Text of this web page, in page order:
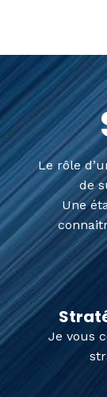
Le rôle
de
Une
Je vous